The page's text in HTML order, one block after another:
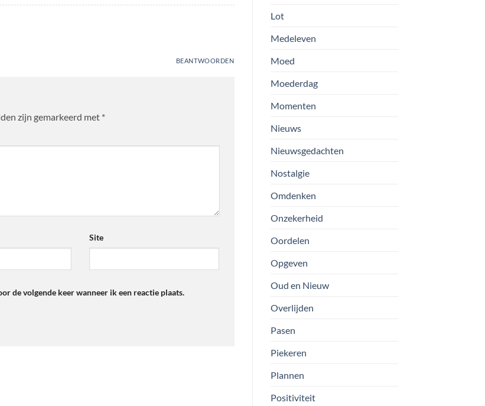
BEANTWOORDEN
zijn gemarkeerd met *
Site
de volgende keer wanneer ik een reactie plaats.
Lot
Medeleven
Moed
Moederdag
Momenten
Nieuws
Nieuwsgedachten
Nostalgie
Omdenken
Onzekerheid
Oordelen
Opgeven
Oud en Nieuw
Overlijden
Pasen
Piekeren
Plannen
Positiviteit